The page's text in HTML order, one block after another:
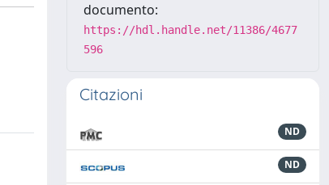
documento:
https://hdl.handle.net/11386/4677
596
Citazioni
ND
ND